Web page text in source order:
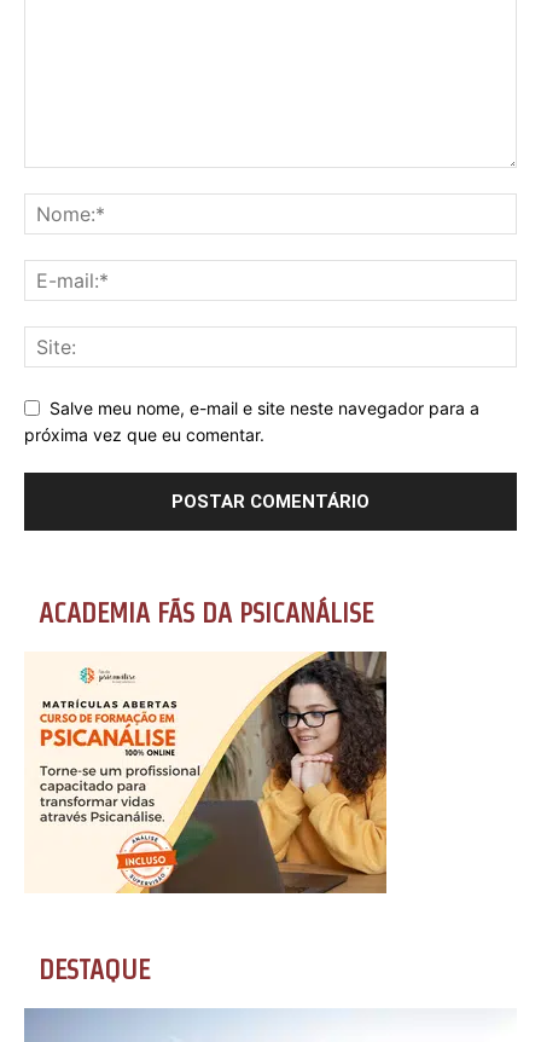
Salve meu nome, e-mail e site neste navegador para a
próxima vez que eu comentar.
ACADEMIA FÃS DA PSICANÁLISE
DESTAQUE